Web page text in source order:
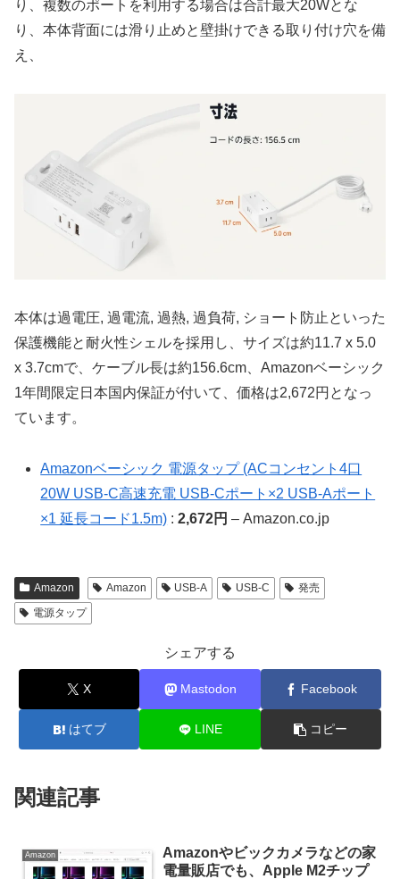
り、複数のポートを利用する場合は合計最大20Wとな
り、本体背面には滑り止めと壁掛けできる取り付け穴を備
え、
本体は過電圧, 過電流, 過熱, 過負荷, ショート防止といった
保護機能と耐火性シェルを採用し、サイズは約11.7 x 5.0
x 3.7cmで、ケーブル長は約156.6cm、Amazonベーシック
1年間限定日本国内保証が付いて、価格は2,672円となっ
ています。
Amazonベーシック 電源タップ (ACコンセント4口
20W USB-C高速充電 USB-Cポート×2 USB-Aポート
×1 延長コード1.5m) :2,672円 – Amazon.co.jp
Amazon Amazon USB-A USB-C
発売
電源タップ
シェアする
X Mastodon Facebook
はてブ LINE コピー
関連記事
Amazon
Amazonやビックカメラなどの家
電量販店でも、Apple M2チップ